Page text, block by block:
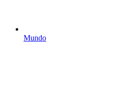
Mundo